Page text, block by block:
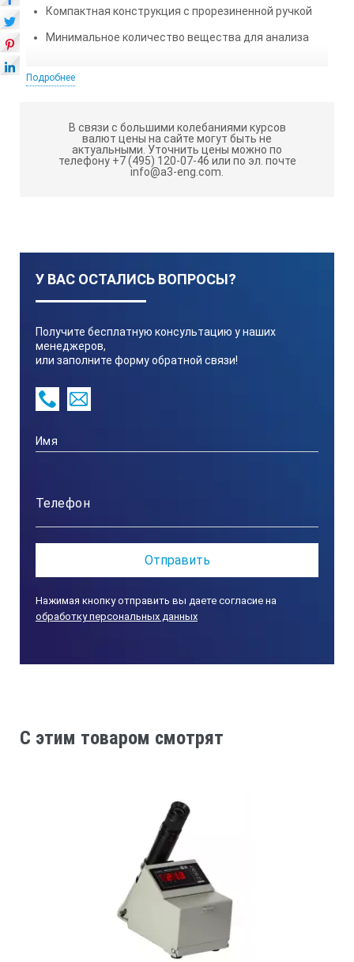
Компактная конструкция с прорезиненной ручкой
Минимальное количество вещества для анализа
ТЕХНИЧЕСКИЕ ХАРАКТЕРИСТИКИ
Параметр
0 … 20% (концентрация белка в молоке/массовая доля
Разрешение
Габаритные размеры футляра
110 г
Система автоматической температурной коррекции (АТС)
Подробнее
В связи с большими колебаниями курсов
валют цены на сайте могут быть не
актуальными. Уточнить цены можно по
телефону +7 (495) 120-07-46 или по эл. почте
info@a3-eng.com.
У ВАС ОСТАЛИСЬ ВОПРОСЫ?
Получите бесплатную консультацию у наших
менеджеров,
или заполните форму обратной связи!
Нажимая кнопку отправить вы даете согласие на
обработку персональных данных
C этим товаром смотрят